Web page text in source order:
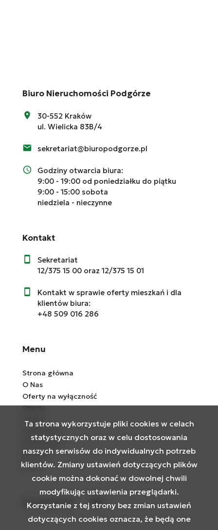
3
12
Biuro Nieruchomości Podgórze
30-552 Kraków
ul. Wielicka 83B/4
sekretariat@biuropodgorze.pl
Godziny otwarcia biura:
9:00 - 19:00 od poniedziałku do piątku
9:00 - 15:00 sobota
niedziela - nieczynne
Kontakt
Sekretariat
12/375 15 00oraz 12/375 15 01
Kontakt w sprawie oferty mieszkań i dla
klientów biura:
+48 509 016 286
Menu
Strona główna
O Nas
Oferty na wyłączność
Oferty
Usługi
Aktualności
Kontakt
Rodo
Social Media Facebook
Facebook
Ta strona wykorzystuje pliki cookies w celach
statystycznych oraz w celu dostosowania
naszych serwisów do indywidualnych potrzeb
klientów. Zmiany ustawień dotyczących plików
cookie można dokonać w dowolnej chwili
modyfikując ustawienia przeglądarki.
Korzystanie z tej strony bez zmian ustawień
dotyczących cookies oznacza, że będą one